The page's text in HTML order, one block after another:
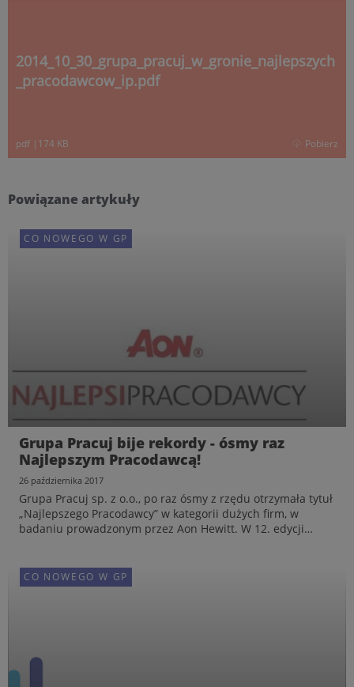
2014_10_30_grupa_pracuj_w_gronie_najlepszych
_pracodawcow_ip.pdf
pdf | 174 KB Pobierz
Powiązane artykuły
CO NOWEGO W GP
Grupa Pracuj bije rekordy - ósmy raz
Najlepszym Pracodawcą!
26 października 2017
Grupa Pracuj sp. z o.o., po raz ósmy z rzędu otrzymała tytuł
„Najlepszego Pracodawcy” w kategorii dużych firm, w
badaniu prowadzonym przez Aon Hewitt. W 12. edycji
CO NOWEGO W GP
CO NOWEGO W GP